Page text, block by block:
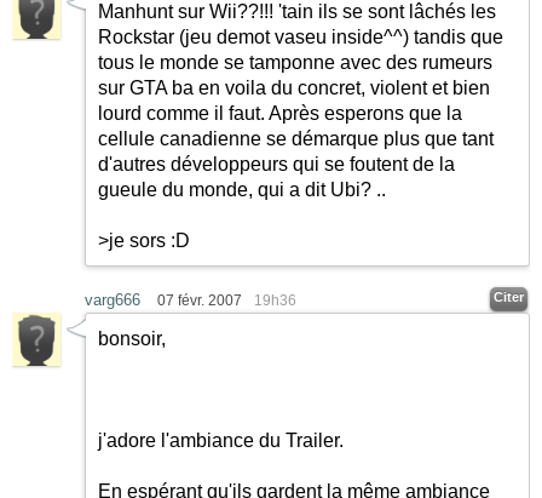
Manhunt sur Wii??!!! 'tain ils se sont lâchés les
Rockstar (jeu demot vaseu inside^^) tandis que
tous le monde se tamponne avec des rumeurs
sur GTA ba en voila du concret, violent et bien
lourd comme il faut. Après esperons que la
cellule canadienne se démarque plus que tant
d'autres développeurs qui se foutent de la
gueule du monde, qui a dit Ubi? ..
>je sors :D
varg666 07 févr. 2007 19h36 Citer
bonsoir,
j'adore l'ambiance du Trailer.
En espérant qu'ils gardent la même ambiance